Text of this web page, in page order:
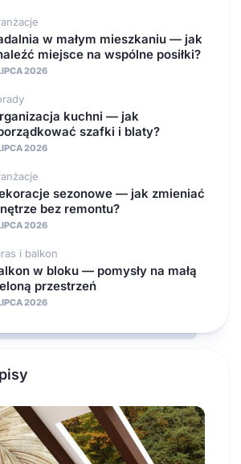
w małym mieszkaniu — jak
miejsce na wspólne posiłki?
2026
kuchni — jak
szafki i blaty?
2026
sezonowe — jak zmieniać
bez remontu?
2026
i balkon
w bloku — pomysły na małą
przestrzeń
2026